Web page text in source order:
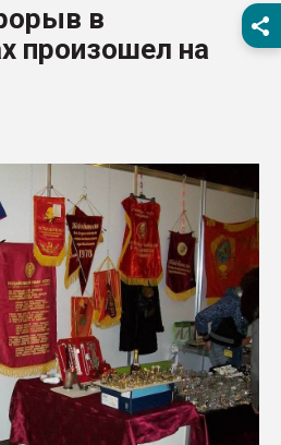
28.07.2026
ПЕРЕЙТИ НА
в
произошел на